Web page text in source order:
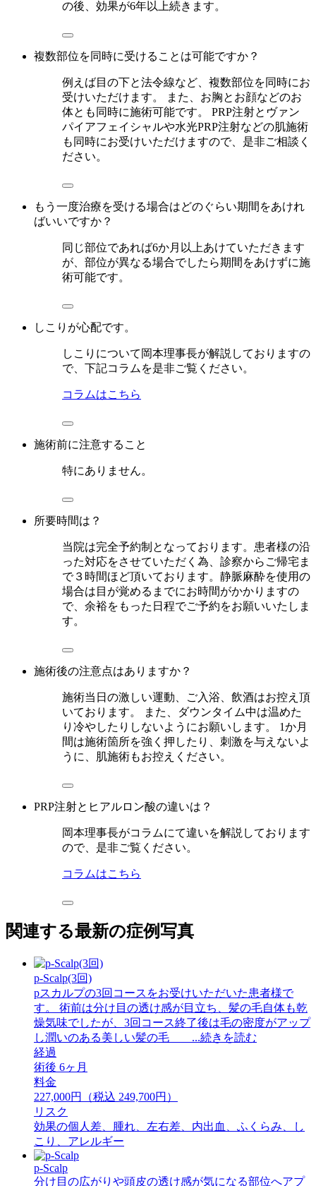
の後、効果が6年以上続きます。
複数部位を同時に受けることは可能ですか？
例えば目の下と法令線など、複数部位を同時にお
受けいただけます。 また、お胸とお顔などのお
体とも同時に施術可能です。 PRP注射とヴァン
パイアフェイシャルや水光PRP注射などの肌施術
も同時にお受けいただけますので、是非ご相談く
ださい。
もう一度治療を受ける場合はどのぐらい期間をあけれ
ばいいですか？
同じ部位であれば6か月以上あけていただきます
が、部位が異なる場合でしたら期間をあけずに施
術可能です。
しこりが心配です。
しこりについて岡本理事長が解説しておりますの
で、下記コラムを是非ご覧ください。
コラムはこちら
施術前に注意すること
特にありません。
所要時間は？
当院は完全予約制となっております。患者様の沿
った対応をさせていただく為、診察からご帰宅ま
で３時間ほど頂いております。静脈麻酔を使用の
場合は目が覚めるまでにお時間がかかりますの
で、余裕をもった日程でご予約をお願いいたしま
す。
施術後の注意点はありますか？
施術当日の激しい運動、ご入浴、飲酒はお控え頂
いております。 また、ダウンタイム中は温めた
り冷やしたりしないようにお願いします。 1か月
間は施術箇所を強く押したり、刺激を与えないよ
うに、肌施術もお控えください。
PRP注射とヒアルロン酸の違いは？
岡本理事長がコラムにて違いを解説しております
ので、是非ご覧ください。
コラムはこちら
関連する最新の症例写真
p-Scalp(3回)
pスカルプの3回コースをお受けいただいた患者様で
す。 術前は分け目の透け感が目立ち、髪の毛自体も乾
燥気味でしたが、3回コース終了後は毛の密度がアップ
し潤いのある美しい髪の毛 ...続きを読む
経過
術後 6ヶ月
料金
227,000円（税込 249,700円）
リスク
効果の個人差、腫れ、左右差、内出血、ふくらみ、し
こり、アレルギー
p-Scalp
分け目の広がりや頭皮の透け感が気になる部位へアプ